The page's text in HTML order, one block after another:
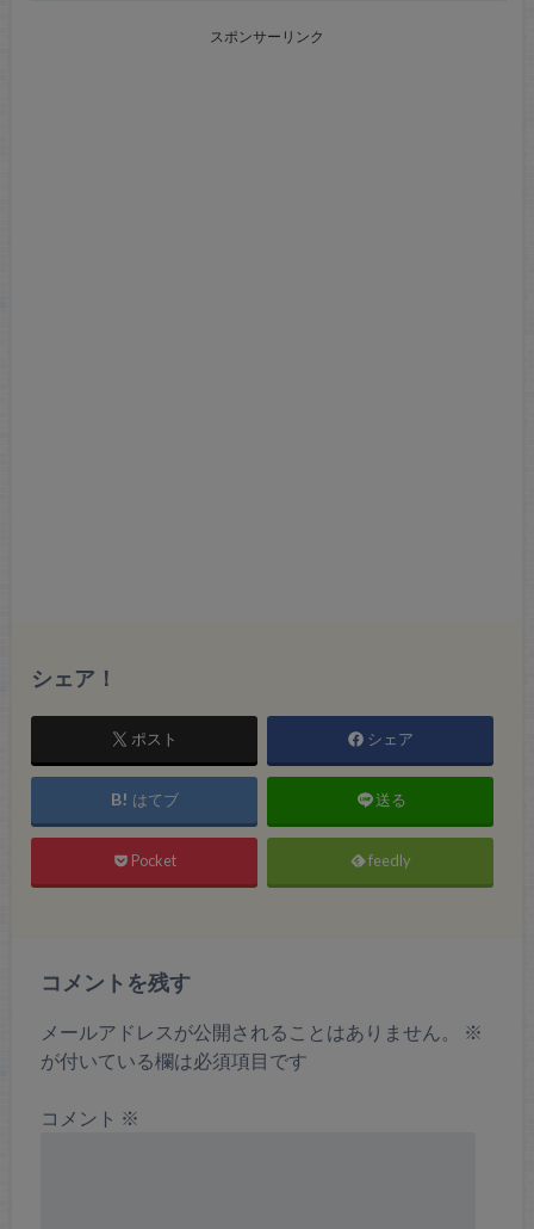
スポンサーリンク
シェア！
ポスト シェア
はてブ 送る
Pocket feedly
コメントを残す
メールアドレスが公開されることはありません。
※
が付いている欄は必須項目です
コメント ※